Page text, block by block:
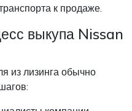
к продаже.
выкупа Nissan
из лизинга обычно